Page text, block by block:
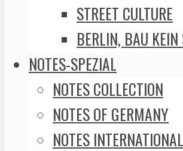
STREET CULTURE
BERLIN, BAU KEIN
NOTES-SPEZIAL
NOTES COLLECTION
NOTES OF GERMANY
NOTES INTERNATIONAL